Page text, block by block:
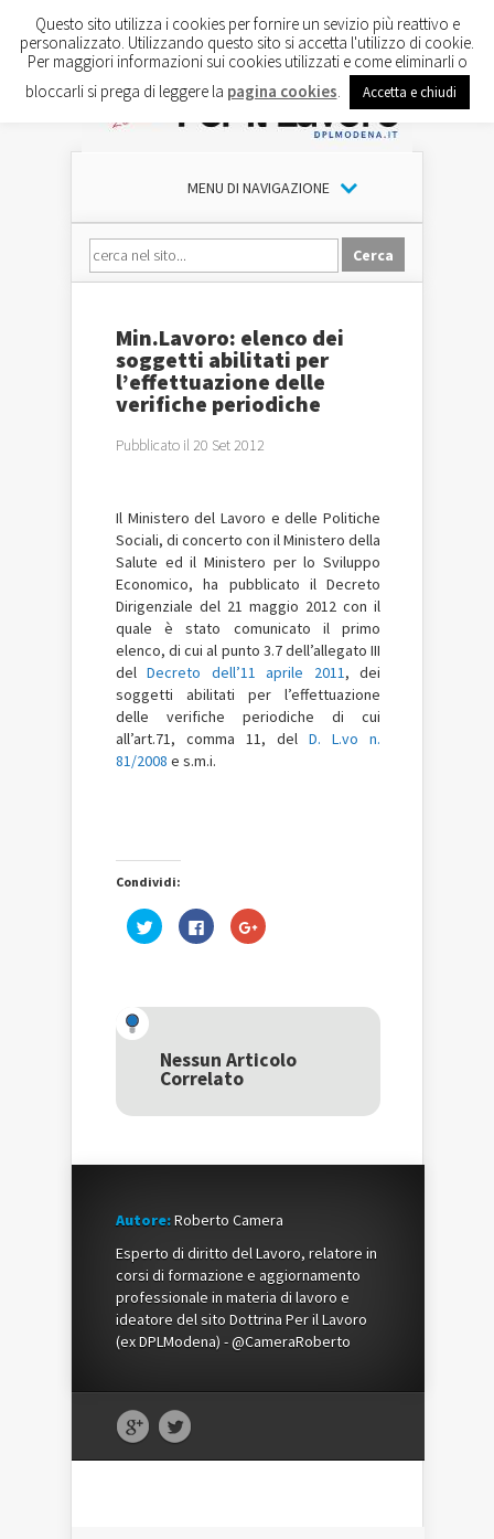
MENU DI NAVIGAZIONE
Min.Lavoro: elenco dei
soggetti abilitati per
l’effettuazione delle
verifiche periodiche
Pubblicato il 20 Set 2012
Il Ministero del Lavoro e delle Politiche
Sociali, di concerto con il Ministero della
Salute ed il Ministero per lo Sviluppo
Economico, ha pubblicato il Decreto
Dirigenziale del 21 maggio 2012 con il
quale è stato comunicato il primo
elenco, di cui al punto 3.7 dell’allegato III
delDecreto dell’11 aprile 2011, dei
soggetti abilitati per l’effettuazione
delle verifiche periodiche di cui
all’art.71, comma 11, del D. L.vo n.
81/2008 e s.m.i.
Condividi:
Fai
clic
una
nuova
finestra)
Fai
clic
nuova
finestra)
Fai
clic
una
nuova
Nessun Articolo
Correlato
Autore:Roberto Camera
Esperto di diritto del Lavoro, relatore in
corsi di formazione e aggiornamento
professionale in materia di lavoro e
ideatore del sito Dottrina Per il Lavoro
(ex DPLModena) - @CameraRoberto
Questo sito utilizza i cookies per fornire un sevizio più reattivo e
personalizzato. Utilizzando questo sito si accetta l'utilizzo di cookie.
Per maggiori informazioni sui cookies utilizzati e come eliminarli o
bloccarli si prega di leggere la pagina cookies Accetta e chiudi